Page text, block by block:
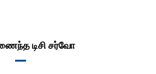
டிசி சர்வோ
▂▂